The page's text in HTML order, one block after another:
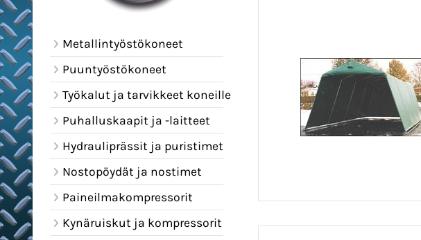
Metallintyöstökoneet
Puuntyöstökoneet
Työkalut ja tarvikkeet koneille
Puhalluskaapit ja -laitteet
Hydrauliprässit ja puristimet
Nostopöydät ja nostimet
Paineilmakompressorit
Kynäruiskut ja kompressorit